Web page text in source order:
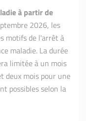
à partir de
2026, les
motifs de l'arrêt à
maladie. La durée
limitée à un mois
deux mois pour une
possibles selon la